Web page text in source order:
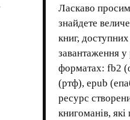
Ласкаво
знайдете
книг,
завантаження у
форматах: fb2
(ртф), epub
ресурс
книгоманів, які